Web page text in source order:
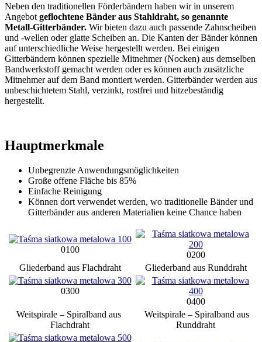
Neben den traditionellen Förderbändern haben wir in unserem
Angebot geflochtene Bänder aus Stahldraht, so genannte
Metall-Gitterbänder. Wir bieten dazu auch passende Zahnscheiben
und -wellen oder glatte Scheiben an. Die Kanten der Bänder können
auf unterschiedliche Weise hergestellt werden. Bei einigen
Gitterbändern können spezielle Mitnehmer (Nocken) aus demselben
Bandwerkstoff gemacht werden oder es können auch zusätzliche
Mitnehmer auf dem Band montiert werden. Gitterbänder werden aus
unbeschichtetem Stahl, verzinkt, rostfrei und hitzebeständig
hergestellt.
Hauptmerkmale
Unbegrenzte Anwendungsmöglichkeiten
Große offene Fläche bis 85%
Einfache Reinigung
Können dort verwendet werden, wo traditionelle Bänder und
Gitterbänder aus anderen Materialien keine Chance haben
0100
0200
Gliederband aus Flachdraht
Gliederband aus Runddraht
0300
0400
Weitspirale – Spiralband aus
Flachdraht
Weitspirale – Spiralband aus
Runddraht